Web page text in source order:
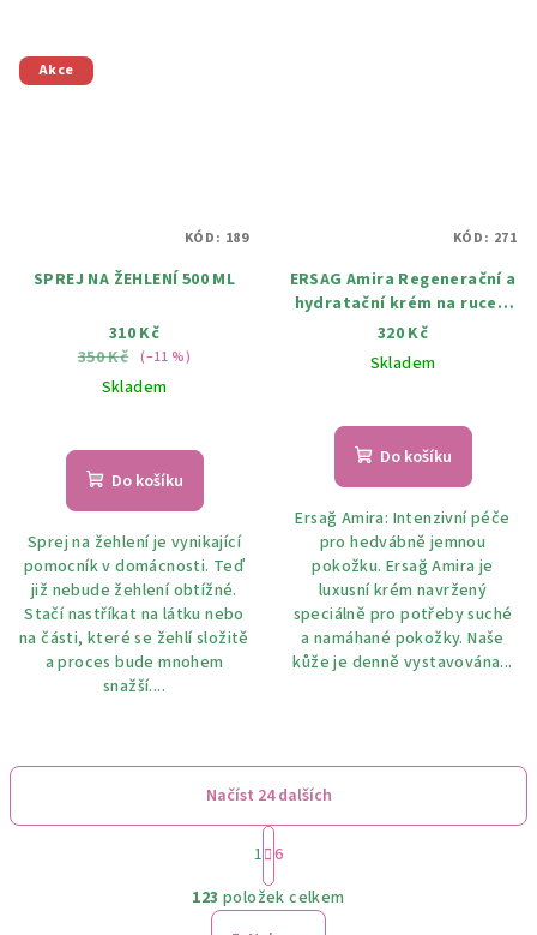
Akce
SPREJ NA ŽEHLENÍ 500 ML
310 Kč
350 Kč (–11 %)
Skladem
hodnocení
produktu
z
5
hvězdiček.
Do košíku
Sprej na žehlení je vynikající
pomocník v domácnosti. Teď
již nebude žehlení obtížné.
Stačí nastříkat na látku nebo
na části, které se žehlí složitě
a proces bude mnohem
snažší....
KÓD: 189
ERSAG Amira Regenerační a
hydratační krém na ruce a
tělo 100 ml
320 Kč
Skladem
Do košíku
Ersağ Amira: Intenzivní péče
pro hedvábně jemnou
pokožku. Ersağ Amira je
luxusní krém navržený
speciálně pro potřeby suché
a namáhané pokožky. Naše
kůže je denně vystavována...
KÓD: 271
O
v
Načíst 24 dalších
S
t
r
á
n
1 6
123 položek celkem